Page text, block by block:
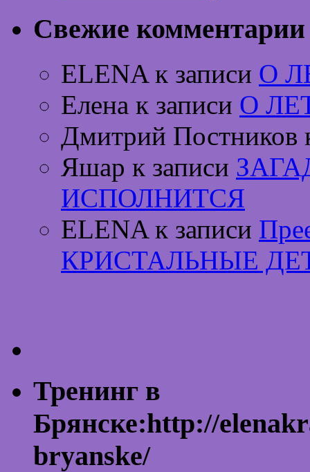
Свежие комментарии
ELENA к записи О
Елена к записи О
Дмитрий Постников
Яшар к записи
ИСПОЛНИТСЯ
ELENA к записи
КРИСТАЛЬНЫЕ
Тренинг в
Брянске:http://
bryanske/